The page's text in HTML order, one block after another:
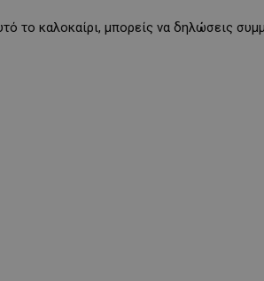
το καλοκαίρι, μπορείς να δηλώσεις